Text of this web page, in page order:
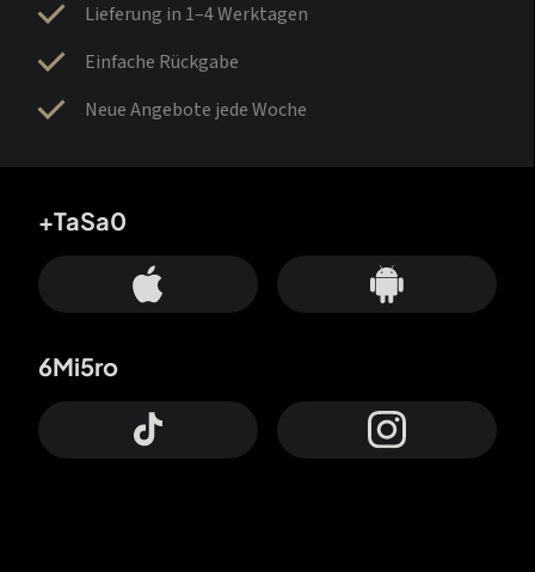
Lieferung in 1–4 Werktagen
Einfache Rückgabe
Neue Angebote jede Woche
+TaSa0
6Mi5ro